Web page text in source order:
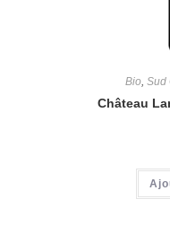
Bio, Sud
Château